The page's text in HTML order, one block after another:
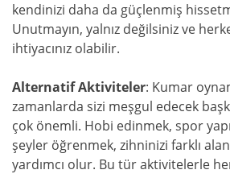
kendinizi daha da güçlenmiş
Unutmayın, yalnız değilsiniz ve
ihtiyacınız olabilir.
Alternatif Aktiviteler: Kumar
zamanlarda sizi meşgul edecek
çok önemli. Hobi edinmek, spor
şeyler öğrenmek, zihninizi farklı
yardımcı olur. Bu tür aktivitelerle